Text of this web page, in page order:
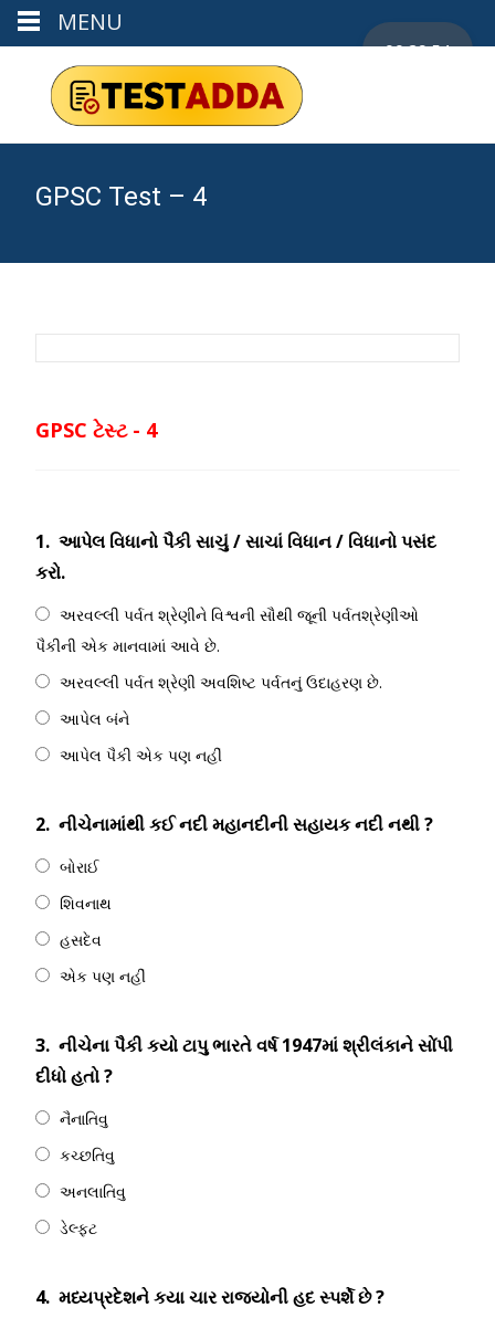
GPSC Test – 4
00:29:53
GPSC ટેસ્ટ - 4
1. આપેલ વિધાનો પૈકી સાચું / સાચાં વિધાન / વિધાનો પસંદ
કરો.
અરવલ્લી પર્વત શ્રેણીને વિશ્વની સૌથી જૂની પર્વતશ્રેણીઓ
પૈકીની એક માનવામાં આવે છે.
અરવલ્લી પર્વત શ્રેણી અવશિષ્ટ પર્વતનું ઉદાહરણ છે.
આપેલ બંને
આપેલ પૈકી એક પણ નહીં
2. નીચેનામાંથી કઈ નદી મહાનદીની સહાયક નદી નથી ?
બોરાઈ
શિવનાથ
હસદેવ
એક પણ નહીં
3. નીચેના પૈકી કયો ટાપુ ભારતે વર્ષ 1947માં શ્રીલંકાને સોંપી
દીધો હતો ?
નૈનાતિવુ
કચ્છતિવુ
અનલાતિવુ
ડેલ્ફટ
4. મધ્યપ્રદેશને કયા ચાર રાજ્યોની હદ સ્પર્શે છે ?
MENU